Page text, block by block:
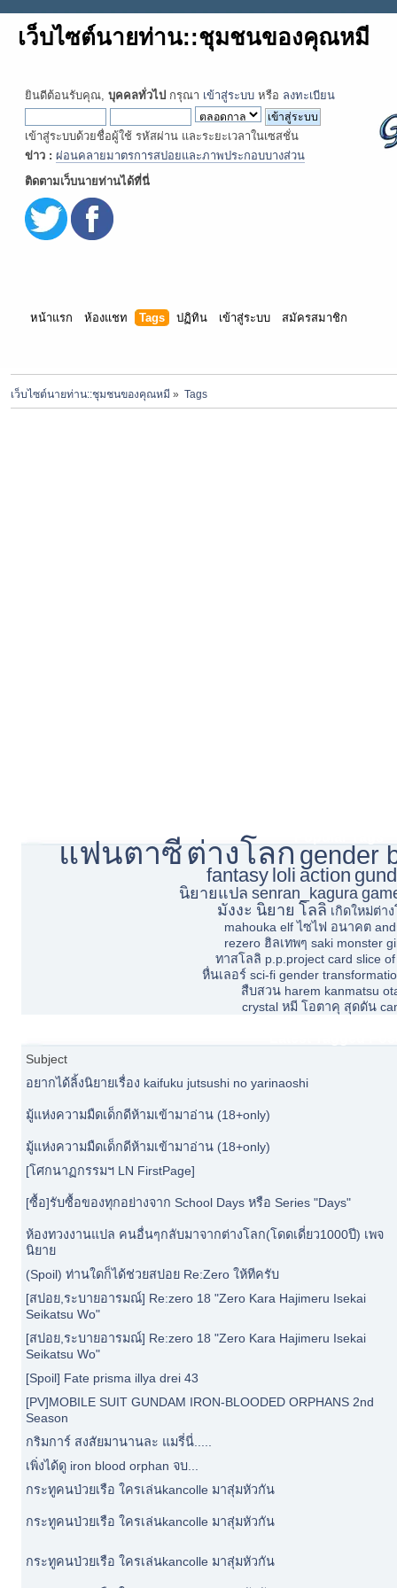
เว็บไซต์นายท่าน::ชุมชนของคุณหมี
ยินดีต้อนรับคุณ, บุคคลทั่วไป กรุณา เข้าสู่ระบบ หรือ ลงทะเบียน
เข้าสู่ระบบด้วยชื่อผู้ใช้ รหัสผ่าน และระยะเวลาในเซสชั่น
ข่าว : ผ่อนคลายมาตรการสปอยและภาพประกอบบางส่วน
ติดตามเว็บนายท่านได้ที่นี่
หน้าแรก ห้องแชท Tags ปฏิทิน เข้าสู่ระบบ สมัครสมาชิก
เว็บไซต์นายท่าน::ชุมชนของคุณหมี » Tags
แฟนตาซีต่างโลกgender
fantasy loli action
นิยายแปล senran_kagura
มังงะ นิยาย โลลิ เกิดใหม่ต่า
mahouka elf ไซไฟ อนาคต
rezero ฮิลเทพๆ saki monster
ทาสโลลิ p.p.project card slice
หื่นเลอร์ sci-fi gender
สืบสวน harem kanmatsu
crystal หมี โอตาคุ สุดดัน
Subject
อยากได้ลิ้งนิยายเรื่อง kaifuku jutsushi no yarinaoshi
มู้แห่งความมืดเด็กดีห้ามเข้ามาอ่าน (18+only)
มู้แห่งความมืดเด็กดีห้ามเข้ามาอ่าน (18+only)
[โศกนาฏกรรมฯ LN FirstPage]
[ซื้อ]รับซื้อของทุกอย่างจาก School Days หรือ Series "Days"
ห้องทวงงานแปล คนอื่นๆกลับมาจากต่างโลก(โดดเดี่ยว1000ปี) เพจ
นิยาย
(Spoil) ท่านใดก็ได้ช่วยสปอย Re:Zero ให้ทีครับ
[สปอย,ระบายอารมณ์] Re:zero 18 "Zero Kara Hajimeru Isekai
Seikatsu Wo"
[สปอย,ระบายอารมณ์] Re:zero 18 "Zero Kara Hajimeru Isekai
Seikatsu Wo"
[Spoil] Fate prisma illya drei 43
[PV]MOBILE SUIT GUNDAM IRON-BLOODED ORPHANS 2nd
Season
กริมการ์ สงสัยมานานละ แมรี่นี่.....
เพิ่งได้ดู iron blood orphan จบ...
กระทูคนป่วยเรือ ใครเล่นkancolle มาสุ่มหัวกัน
กระทูคนป่วยเรือ ใครเล่นkancolle มาสุ่มหัวกัน
กระทูคนป่วยเรือ ใครเล่นkancolle มาสุ่มหัวกัน